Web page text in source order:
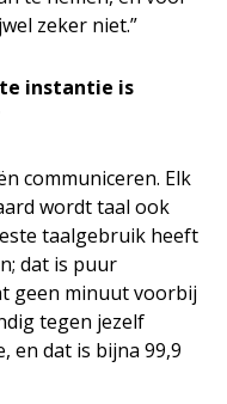
zeker niet.”
instantie is
communiceren. Elk
wordt taal ook
taalgebruik heeft
dat is puur
geen minuut voorbij
tegen jezelf
en dat is bijna 99,9